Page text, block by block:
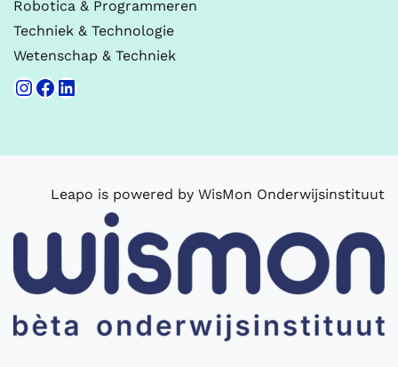
Robotica & Programmeren
Techniek & Technologie
Wetenschap & Techniek
Instagram
Facebook
LinkedIn
Leapo is powered by WisMon Onderwijsinstituut